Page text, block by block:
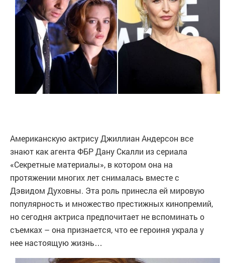
Американскую актрису Джиллиан Андерсон все
знают как агента ФБР Дану Скалли из сериала
«Секретные материалы», в котором она на
протяжении многих лет снималась вместе с
Дэвидом Духовны. Эта роль принесла ей мировую
популярность и множество престижных кинопремий,
но сегодня актриса предпочитает не вспоминать о
съемках – она признается, что ее героиня украла у
нее настоящую жизнь…